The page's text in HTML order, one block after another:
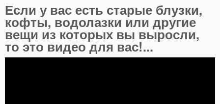
Если у вас есть старые блузки,
кофты, водолазки или другие
вещи из которых вы выросли,
то это видео для вас!...